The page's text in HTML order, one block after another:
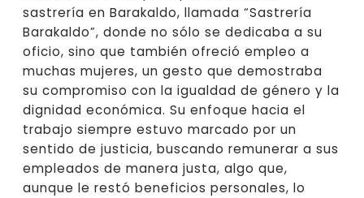
sastrería en Barakaldo, llamada “Sastrería
Barakaldo”, donde no sólo se dedicaba a su
oficio, sino que también ofreció empleo a
muchas mujeres, un gesto que demostraba
su compromiso con la igualdad de género y la
dignidad económica. Su enfoque hacia el
trabajo siempre estuvo marcado por un
sentido de justicia, buscando remunerar a sus
empleados de manera justa, algo que,
aunque le restó beneficios personales, lo